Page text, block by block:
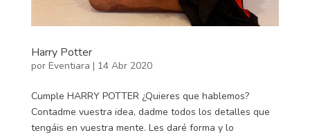
Harry Potter
por Eventiara | 14 Abr 2020
Cumple HARRY POTTER ¿Quieres que hablemos?
Contadme vuestra idea, dadme todos los detalles que
tengáis en vuestra mente. Les daré forma y lo